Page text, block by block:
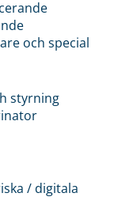
och special
styrning
/ digitala